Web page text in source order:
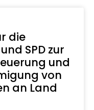
die
SPD zur
und
von
an Land